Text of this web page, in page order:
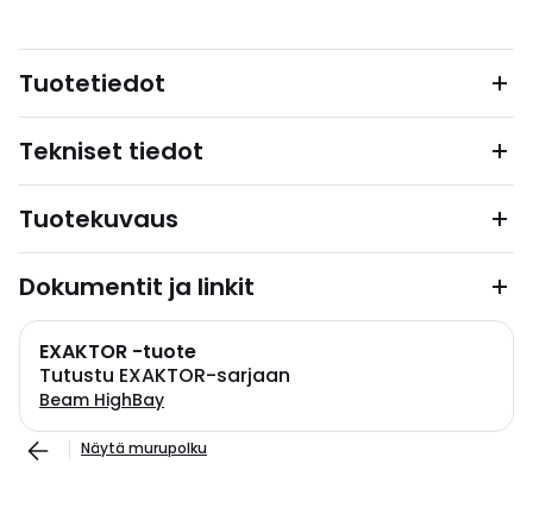
Tuotetiedot
Tekniset tiedot
Tuotekuvaus
Dokumentit ja linkit
EXAKTOR -tuote
Tutustu EXAKTOR-sarjaan
Beam HighBay
Näytä murupolku